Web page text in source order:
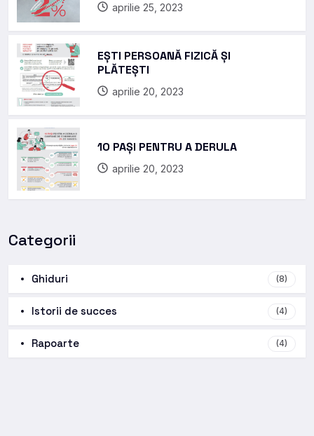
aprilie 25, 2023
EȘTI PERSOANĂ FIZICĂ ȘI
PLĂTEȘTI
aprilie 20, 2023
10 PAȘI PENTRU A DERULA
aprilie 20, 2023
Categorii
Ghiduri (8)
Istorii de succes (4)
Rapoarte (4)